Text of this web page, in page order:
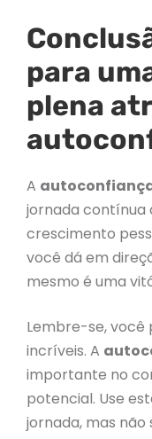
para
plena
A
jornada contínua
crescimento
você dá em
mesmo é uma
Lembre-se, você
incríveis. A
importante no
potencial. Use
jornada, mas não